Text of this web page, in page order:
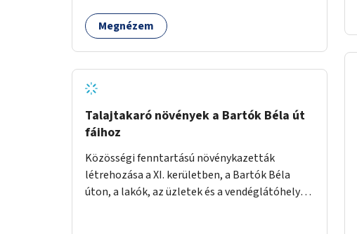
Megnézem
Talajtakaró növények a Bartók Béla út
fáihoz
Közösségi fenntartású növénykazetták
létrehozása a XI. kerületben, a Bartók Béla
úton, a lakók, az üzletek és a vendéglátóhelyek